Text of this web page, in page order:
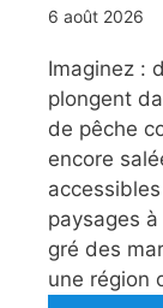
6 août 2026
Imaginez :
plongent
de pêche
encore
paysages
gré des
une région